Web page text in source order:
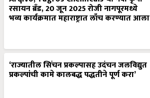
रसायन ब्रँड, 20 जून 2025 रोजी नागपूरमध्ये
भव्य कार्यक्रमात महाराष्ट्रात लाँच करण्यात आला
‘राज्यातील सिंचन प्रकल्पासह उदंचन जलविद्युत
प्रकल्पांची कामे कालबद्ध पद्धतीने पूर्ण करा’